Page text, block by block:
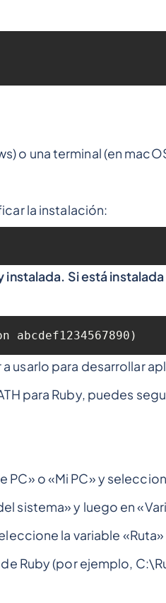
o una terminal (en
la instalación:
instalada. Si está
abcdef1234567890)
usarlo para desarrollar
para Ruby, puedes
o «Mi PC» y
sistema» y luego en
la variable
Ruby (por ejemplo,